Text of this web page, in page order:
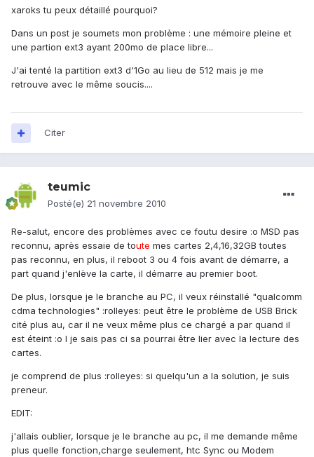
xaroks tu peux détaillé pourquoi?
Dans un post je soumets mon problème : une mémoire pleine et
une partion ext3 ayant 200mo de place libre...
J'ai tenté la partition ext3 d'1Go au lieu de 512 mais je me
retrouve avec le même soucis....
Citer
teumic
Posté(e) 21 novembre 2010
Re-salut, encore des problèmes avec ce foutu desire :o MSD pas
reconnu, après essaie de toute mes cartes 2,4,16,32GB toutes
pas reconnu, en plus, il reboot 3 ou 4 fois avant de démarre, a
part quand j'enlève la carte, il démarre au premier boot.
De plus, lorsque je le branche au PC, il veux réinstallé "qualcomm
cdma technologies" :rolleyes: peut être le problème de USB Brick
cité plus au, car il ne veux même plus ce chargé a par quand il
est éteint :o l je sais pas ci sa pourrai être lier avec la lecture des
cartes.
je comprend de plus :rolleyes: si quelqu'un a la solution, je suis
preneur.
EDIT:
j'allais oublier, lorsque je le branche au pc, il me demande même
plus quelle fonction,charge seulement, htc Sync ou Modem